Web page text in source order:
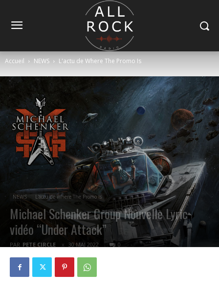
Accueil NEWS L'actu de Where The Promo Is
NEWS L'actu de Where The Promo Is
Michael Schenker Group Nouvelle Lyric
vidéo “Under Attack”
PAR PETE CIRCLE 30 MAI 2022 0